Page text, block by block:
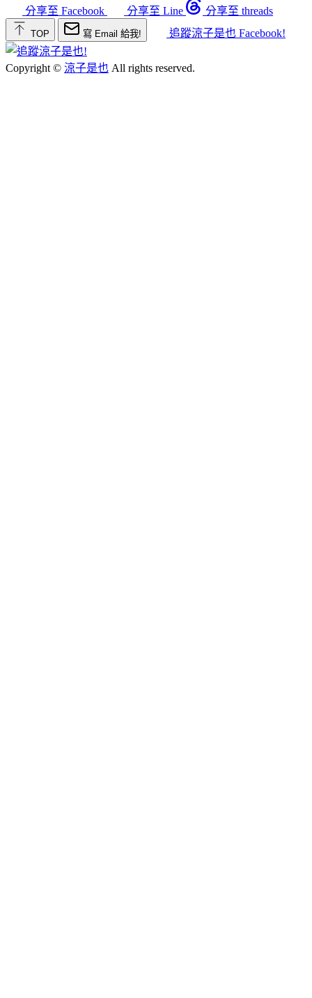
分享至 Facebook 分享至 Line 分享至 threads
TOP 寫 Email 給我! 追蹤涼子是也 Facebook!
Copyright © 涼子是也 All rights reserved.